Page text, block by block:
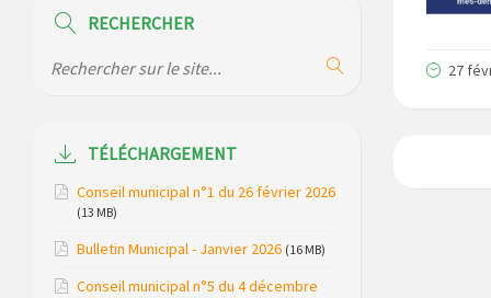
27
Communauté Janvier à Juin
Modification des horaires (et lieux) pour
les permanences de la gendarmerie
Maison des services de Ruynes en
RECHERCHER
TÉLÉCHARGEMENT
Conseil municipal n°1 du 26 février 2026
(13 MB)
Bulletin Municipal - Janvier 2026 (16 MB)
Conseil municipal n°5 du 4 décembre